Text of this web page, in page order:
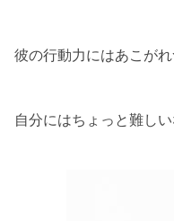
彼の行動力にはあこが
自分にはちょっと難し